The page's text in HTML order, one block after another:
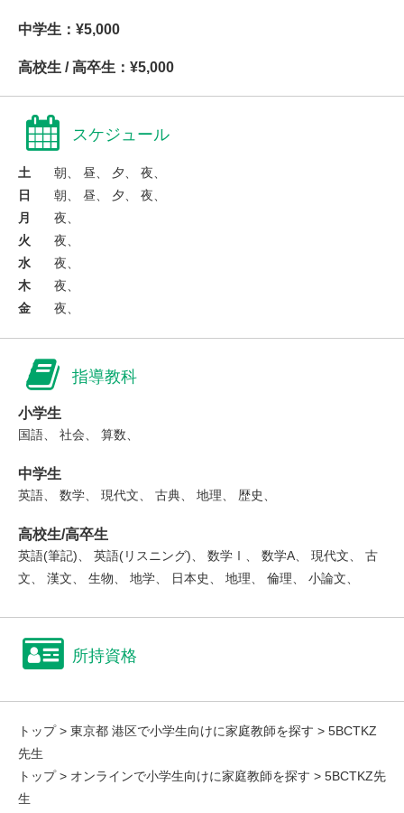
中学生：¥5,000
高校生 / 高卒生：¥5,000
スケジュール
土
朝、 昼、 夕、 夜、
日
朝、 昼、 夕、 夜、
月
夜、
火
夜、
水
夜、
木
夜、
金
夜、
指導教科
小学生
国語、 社会、 算数、
中学生
英語、 数学、 現代文、 古典、 地理、 歴史、
高校生/高卒生
英語(筆記)、 英語(リスニング)、 数学Ⅰ、 数学A、 現代文、 古
文、 漢文、 生物、 地学、 日本史、 地理、 倫理、 小論文、
所持資格
トップ> 東京都 港区で小学生向けに家庭教師を探す > 5BCTKZ
先生
トップ> オンラインで小学生向けに家庭教師を探す > 5BCTKZ先
生